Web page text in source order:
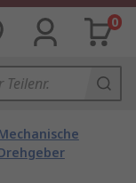
0